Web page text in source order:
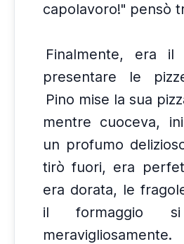
capolavoro!" pensò
Finalmente, era il
presentare le
Pino mise la sua
mentre cuoceva,
un profumo
tirò fuori, era
era dorata, le
il formaggio si
meravigliosamente.